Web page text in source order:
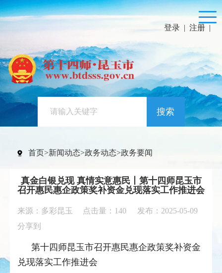
登录 | 注册 |
搜索
首页>新闻动态>政务动态>政务要闻
真金白银兑现 真情实意惠民丨第十四师昆玉市
召开惠民惠企政策奖补资金兑现落实工作推进会
来源：多彩昆玉 点击量： 140
发布：2025-05-09
分享到
第十四师昆玉市召开惠民惠企政策奖补资金
兑现落实工作推进会